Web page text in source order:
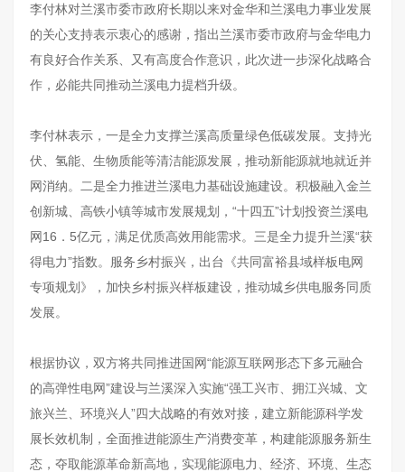
李付林对兰溪市委市政府长期以来对金华和兰溪电力事业发展
的关心支持表示衷心的感谢，指出兰溪市委市政府与金华电力
有良好合作关系、又有高度合作意识，此次进一步深化战略合
作，必能共同推动兰溪电力提档升级。
李付林表示，一是全力支撑兰溪高质量绿色低碳发展。支持光
伏、氢能、生物质能等清洁能源发展，推动新能源就地就近并
网消纳。二是全力推进兰溪电力基础设施建设。积极融入金兰
创新城、高铁小镇等城市发展规划，“十四五”计划投资兰溪电
网16．5亿元，满足优质高效用能需求。三是全力提升兰溪“获
得电力”指数。服务乡村振兴，出台《共同富裕县域样板电网
专项规划》，加快乡村振兴样板建设，推动城乡供电服务同质
发展。
根据协议，双方将共同推进国网“能源互联网形态下多元融合
的高弹性电网”建设与兰溪深入实施“强工兴市、拥江兴城、文
旅兴兰、环境兴人”四大战略的有效对接，建立新能源科学发
展长效机制，全面推进能源生产消费变革，构建能源服务新生
态，夺取能源革命新高地，实现能源电力、经济、环境、生态